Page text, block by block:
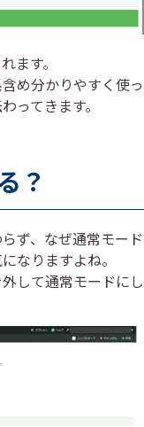
ます。
め分かりやすく使っ
ってきます。
？
ず、なぜ通常モード
なりますよね。
して通常モードにし